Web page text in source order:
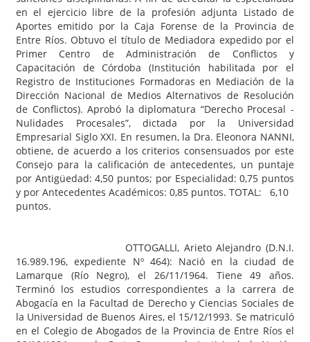
en el ejercicio libre de la profesión adjunta Listado de
Aportes emitido por la Caja Forense de la Provincia de
Entre Ríos. Obtuvo el título de Mediadora expedido por el
Primer Centro de Administración de Conflictos y
Capacitación de Córdoba (Institución habilitada por el
Registro de Instituciones Formadoras en Mediación de la
Dirección Nacional de Medios Alternativos de Resolución
de Conflictos). Aprobó la diplomatura “Derecho Procesal -
Nulidades Procesales”, dictada por la Universidad
Empresarial Siglo XXI. En resumen, la Dra. Eleonora NANNI,
obtiene, de acuerdo a los criterios consensuados por este
Consejo para la calificación de antecedentes, un puntaje
por Antigüedad: 4,50 puntos; por Especialidad: 0,75 puntos
y por Antecedentes Académicos: 0,85 puntos. TOTAL: 6,10
puntos.
OTTOGALLI, Arieto Alejandro (D.N.I.
16.989.196, expediente Nº 464): Nació en la ciudad de
Lamarque (Río Negro), el 26/11/1964. Tiene 49 años.
Terminó los estudios correspondientes a la carrera de
Abogacía en la Facultad de Derecho y Ciencias Sociales de
la Universidad de Buenos Aires, el 15/12/1993. Se matriculó
en el Colegio de Abogados de la Provincia de Entre Ríos el